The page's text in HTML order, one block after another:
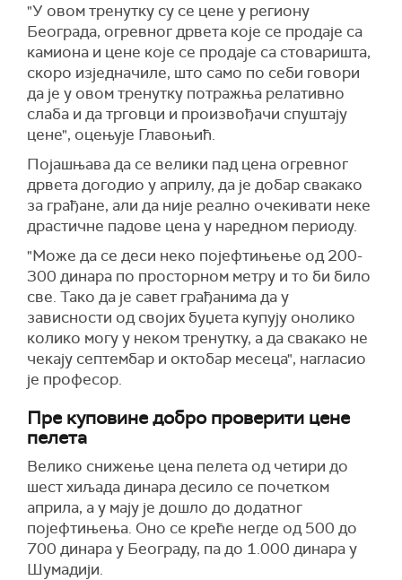
"У овом тренутку су се цене у региону
Београда, огревног дрвета које се продаје са
камиона и цене које се продаје са стоваришта,
скоро изједначиле, што само по себи говори
да је у овом тренутку потражња релативно
слаба и да трговци и произвођачи спуштају
цене", оцењује Главоњић.
Појашњава да се велики пад цена огревног
дрвета догодио у априлу, да је добар свакако
за грађане, али да није реално очекивати неке
драстичне падове цена у наредном периоду.
"Може да се деси неко појефтињење од 200-
300 динара по просторном метру и то би било
све. Тако да је савет грађанима да у
зависности од својих буџета купују онолико
колико могу у неком тренутку, а да свакако не
чекају септембар и октобар месеца", нагласио
је професор.
Пре куповине добро проверити цене
пелета
Велико снижење цена пелета од четири до
шест хиљада динара десило се почетком
априла, а у мају је дошло до додатног
појефтињења. Оно се креће негде од 500 до
700 динара у Београду, па до 1.000 динара у
Шумадији.